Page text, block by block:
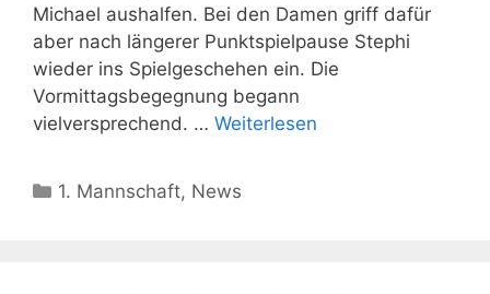
Michael aushalfen. Bei den Damen griff dafür
aber nach längerer Punktspielpause Stephi
wieder ins Spielgeschehen ein. Die
Vormittagsbegegnung begann
vielversprechend. … Weiterlesen
Kategorien
1. Mannschaft, News